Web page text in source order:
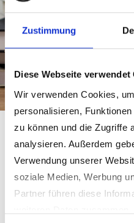
Zustimmung
Diese Webseite verwendet
Wir verwenden Cookies,
personalisieren,
zu können und die Zugriffe
analysieren. Außerdem
Verwendung unserer
soziale Medien, Werbung
Partner führen diese
Gemeinde Schmidgaden
Mittelschule
Mittelschule